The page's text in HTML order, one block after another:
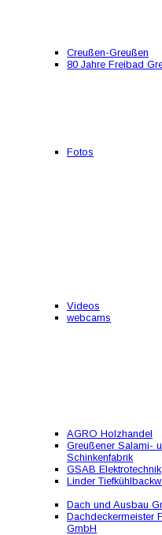
Creußen-Greußen
80 Jahre Freibad
Fotos
Videos
webcams
AGRO Holzhandel
Greußener Salami-
Schinkenfabrik
GSAB Elektrotechnik
Linder
Dach und Ausbau
Dachdeckermeister
GmbH